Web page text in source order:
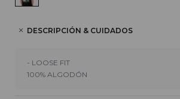
DESCRIPCIÓN & CUIDADOS
- LOOSE FIT
100% ALGODÓN